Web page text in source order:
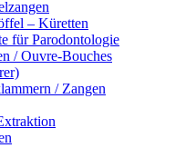
– Küretten
für Parodontologie
/ Ouvre-Bouches
/ Zangen